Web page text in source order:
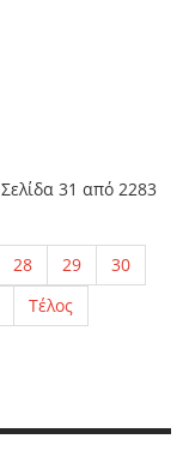
Σελίδα 31 από 2283
28 29
30
Τέλος